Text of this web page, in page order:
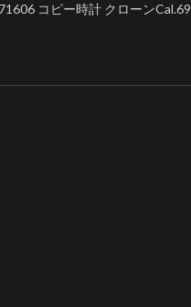
コピー時計 クローン